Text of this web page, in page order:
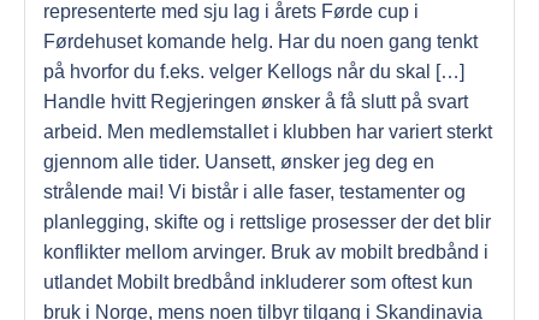
representerte med sju lag i årets Førde cup i
Førdehuset komande helg. Har du noen gang tenkt
på hvorfor du f.eks. velger Kellogs når du skal […]
Handle hvitt Regjeringen ønsker å få slutt på svart
arbeid. Men medlemstallet i klubben har variert sterkt
gjennom alle tider. Uansett, ønsker jeg deg en
strålende mai! Vi bistår i alle faser, testamenter og
planlegging, skifte og i rettslige prosesser der det blir
konflikter mellom arvinger. Bruk av mobilt bredbånd i
utlandet Mobilt bredbånd inkluderer som oftest kun
bruk i Norge, mens noen tilbyr tilgang i Skandinavia